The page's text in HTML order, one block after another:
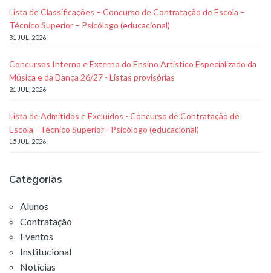
Lista de Classificações – Concurso de Contratação de Escola –
Técnico Superior – Psicólogo (educacional)
31 JUL, 2026
Concursos Interno e Externo do Ensino Artístico Especializado da
Música e da Dança 26/27 - Listas provisórias
21 JUL, 2026
Lista de Admitidos e Excluídos - Concurso de Contratação de
Escola - Técnico Superior - Psicólogo (educacional)
15 JUL, 2026
Categorias
Alunos
Contratação
Eventos
Institucional
Notícias